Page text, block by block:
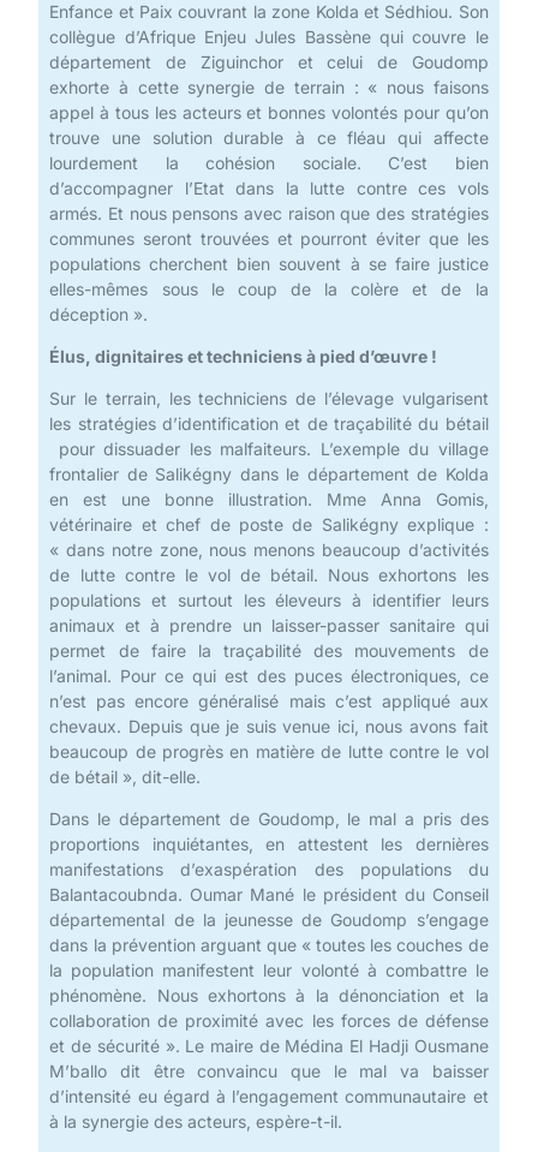
Enfance et Paix couvrant la zone Kolda et Sédhiou. Son
collègue d’Afrique Enjeu Jules Bassène qui couvre le
département de Ziguinchor et celui de Goudomp
exhorte à cette synergie de terrain : « nous faisons
appel à tous les acteurs et bonnes volontés pour qu’on
trouve une solution durable à ce fléau qui affecte
lourdement la cohésion sociale. C’est bien
d’accompagner l’Etat dans la lutte contre ces vols
armés. Et nous pensons avec raison que des stratégies
communes seront trouvées et pourront éviter que les
populations cherchent bien souvent à se faire justice
elles-mêmes sous le coup de la colère et de la
déception ».
Élus, dignitaires et techniciens à pied d’œuvre !
Sur le terrain, les techniciens de l’élevage vulgarisent
les stratégies d’identification et de traçabilité du bétail
pour dissuader les malfaiteurs. L’exemple du village
frontalier de Salikégny dans le département de Kolda
en est une bonne illustration. Mme Anna Gomis,
vétérinaire et chef de poste de Salikégny explique :
« dans notre zone, nous menons beaucoup d’activités
de lutte contre le vol de bétail. Nous exhortons les
populations et surtout les éleveurs à identifier leurs
animaux et à prendre un laisser-passer sanitaire qui
permet de faire la traçabilité des mouvements de
l’animal. Pour ce qui est des puces électroniques, ce
n’est pas encore généralisé mais c’est appliqué aux
chevaux. Depuis que je suis venue ici, nous avons fait
beaucoup de progrès en matière de lutte contre le vol
de bétail », dit-elle.
Dans le département de Goudomp, le mal a pris des
proportions inquiétantes, en attestent les dernières
manifestations d’exaspération des populations du
Balantacoubnda. Oumar Mané le président du Conseil
départemental de la jeunesse de Goudomp s’engage
dans la prévention arguant que « toutes les couches de
la population manifestent leur volonté à combattre le
phénomène. Nous exhortons à la dénonciation et la
collaboration de proximité avec les forces de défense
et de sécurité ». Le maire de Médina El Hadji Ousmane
M’ballo dit être convaincu que le mal va baisser
d’intensité eu égard à l’engagement communautaire et
à la synergie des acteurs, espère-t-il.